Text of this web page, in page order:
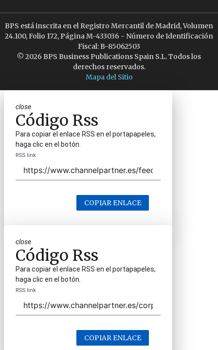
BPS está inscrita en el Registro Mercantil de Madrid, Volumen
24.100, Folio 172, Página M-433036 - Número de Identificación
Fiscal: B-85062503
© 2026 BPS Business Publications Spain S.L. Todos los
derechos reservados.
Mapa del Sitio
close
Código Rss
Para copiar el enlace RSS en el portapapeles,
haga clic en el botón.
RSS link
COPIAR ENLACE
close
Código Rss
Para copiar el enlace RSS en el portapapeles,
haga clic en el botón.
RSS link
COPIAR ENLACE